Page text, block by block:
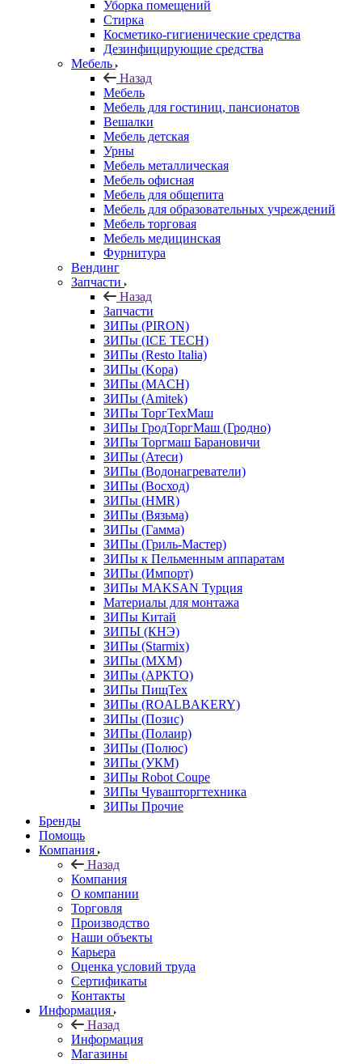
Уборка помещений
Стирка
Косметико-гигиенические средства
Дезинфицирующие средства
Мебель
Назад
Мебель
Мебель для гостиниц, пансионатов
Вешалки
Мебель детская
Урны
Мебель металлическая
Мебель офисная
Мебель для общепита
Мебель для образовательных учреждений
Мебель торговая
Мебель медицинская
Фурнитура
Вендинг
Запчасти
Назад
Запчасти
ЗИПы (PIRON)
ЗИПы (ICE TECH)
ЗИПы (Resto Italia)
ЗИПы (Kopa)
ЗИПы (MACH)
ЗИПы (Amitek)
ЗИПы ТоргТехМаш
ЗИПы ГродТоргМаш (Гродно)
ЗИПы Торгмаш Барановичи
ЗИПы (Атеси)
ЗИПы (Водонагреватели)
ЗИПы (Восход)
ЗИПы (HMR)
ЗИПы (Вязьма)
ЗИПы (Гамма)
ЗИПы (Гриль-Мастер)
ЗИПы к Пельменным аппаратам
ЗИПы (Импорт)
ЗИПы MAKSAN Турция
Материалы для монтажа
ЗИПы Китай
ЗИПЫ (КНЭ)
ЗИПы (Starmix)
ЗИПы (МХМ)
ЗИПы (АРКТО)
ЗИПы ПищТех
ЗИПы (ROALBAKERY)
ЗИПы (Позис)
ЗИПы (Полаир)
ЗИПы (Полюс)
ЗИПы (УКМ)
ЗИПы Robot Coupe
ЗИПы Чувашторгтехника
ЗИПы Прочие
Бренды
Помощь
Компания
Назад
Компания
О компании
Торговля
Производство
Наши объекты
Карьера
Оценка условий труда
Сертификаты
Контакты
Информация
Назад
Информация
Магазины